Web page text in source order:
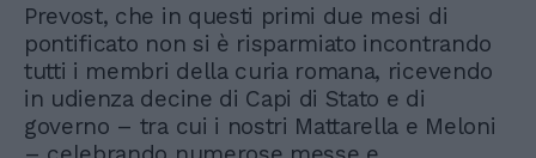
Prevost, che in questi primi due mesi di
pontificato non si è risparmiato incontrando
tutti i membri della curia romana, ricevendo
in udienza decine di Capi di Stato e di
governo – tra cui i nostri Mattarella e Meloni